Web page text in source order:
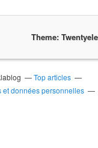
Theme:
Top articles
et données personnelles